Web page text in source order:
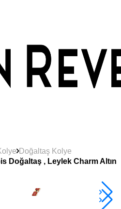
Doğaltaş Kolye
Doğaltaş , Leylek Charm Altın